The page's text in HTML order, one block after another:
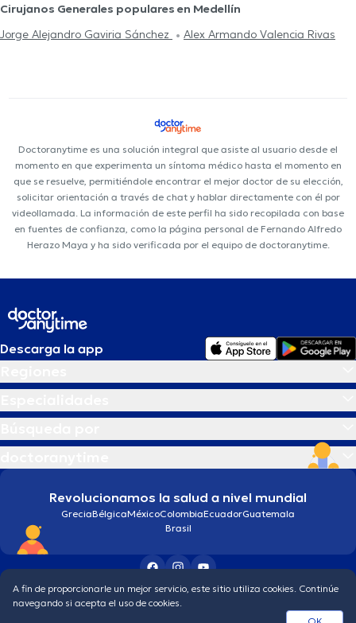
Cirujanos Generales populares en Medellín
Jorge Alejandro Gaviria Sánchez
Alex Armando Valencia Rivas
Doctoranytime es una solución integral que asiste al usuario desde el
momento en que experimenta un síntoma médico hasta el momento en
que se resuelve, permitiéndole encontrar el mejor doctor de su elección,
solicitar orientación a través de chat y hablar directamente con él por
videollamada. La información de este perfil ha sido recopilada con base
en fuentes de confianza, como la página personal de Fernando Alfredo
Herazo Maya y ha sido verificada por el equipo de doctoranytime.
Descarga la app
Revolucionamos la salud a nivel mundial
GreciaBélgicaMéxicoColombiaEcuadorGuatemala
Brasil
Condiciones generales
Política de protección de los datos personales
A fin de proporcionarle un mejor servicio, este sitio utiliza cookies. Continúe
navegando si acepta el uso de cookies.